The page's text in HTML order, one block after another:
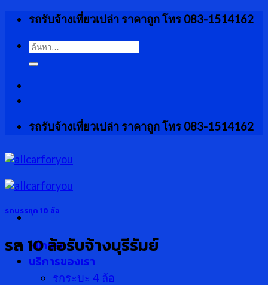
Skip
content
รถรับจ้างเที่ยวเปล่า ราคาถูก โทร 083-1514162
ค้นหา:
รถรับจ้างเที่ยวเปล่า ราคาถูก โทร 083-1514162
หน้าแรก
บริการของเรา
รกระบะ 4 ล้อ
รถบรรทุก 10 ล้อ
รถ 10 ล้อรับจ้างบุรีรัมย์